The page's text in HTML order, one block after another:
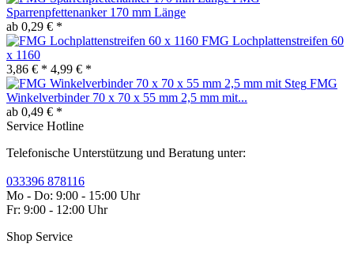
Sparrenpfettenanker 170 mm Länge
ab 0,29 € *
FMG Lochplattenstreifen 60
x 1160
3,86 € * 4,99 € *
FMG
Winkelverbinder 70 x 70 x 55 mm 2,5 mm mit...
ab 0,49 € *
Service Hotline
Telefonische Unterstützung und Beratung unter:
033396 878116
Mo - Do: 9:00 - 15:00 Uhr
Fr: 9:00 - 12:00 Uhr
Shop Service